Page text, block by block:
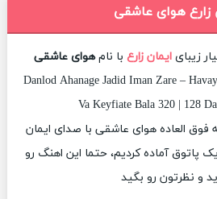
زارع هوای عاشقی
زیبای ایمان زارع با نامهوای عاشقی
Danlod Ahanage Jadid Iman Zare –
Va Keyfiate Bala 320 | 128
فوق العاده هوای عاشقی با صدای ایمان
پاتوق آماده کردیم، حتما این اهنگ رو
و نظرتون رو بگید